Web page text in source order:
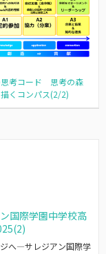
考コード 思考の森
くコンパス(2/2)
国際学園中学校高
へ―サレジアン国際学